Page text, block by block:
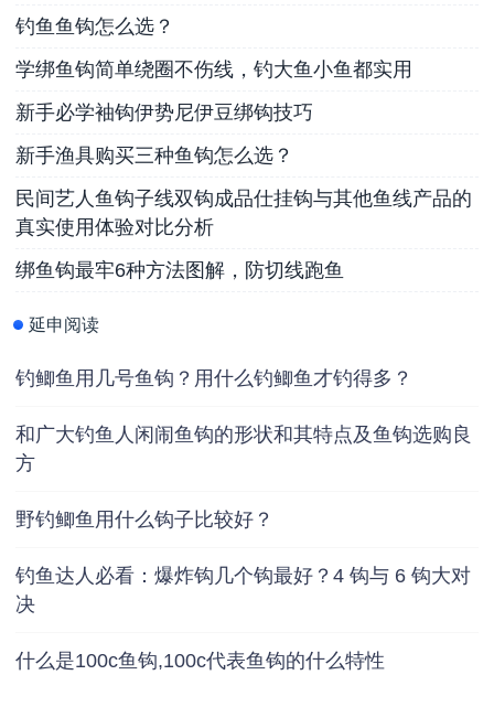
钓鱼鱼钩怎么选？
学绑鱼钩简单绕圈不伤线，钓大鱼小鱼都实用
新手必学袖钩伊势尼伊豆绑钩技巧
新手渔具购买三种鱼钩怎么选？
民间艺人鱼钩子线双钩成品仕挂钩与其他鱼线产品的
真实使用体验对比分析
绑鱼钩最牢6种方法图解，防切线跑鱼
延申阅读
钓鲫鱼用几号鱼钩？用什么钓鲫鱼才钓得多？
和广大钓鱼人闲闹鱼钩的形状和其特点及鱼钩选购良
方
野钓鲫鱼用什么钩子比较好？
钓鱼达人必看：爆炸钩几个钩最好？4 钩与 6 钩大对
决
什么是100c鱼钩,100c代表鱼钩的什么特性